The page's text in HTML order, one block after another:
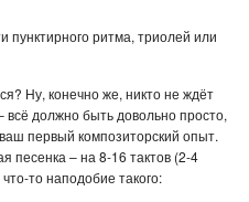
пунктирного ритма, триолей или
Ну, конечно же, никто не ждёт
всё должно быть довольно просто,
первый композиторский опыт.
песенка – на 8-16 тактов (2-4
то наподобие такого: